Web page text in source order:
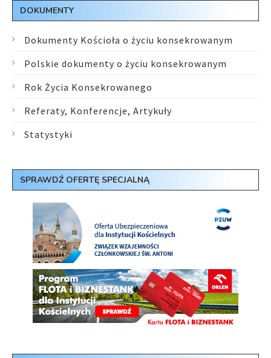
DOKUMENTY
Dokumenty Kościoła o życiu konsekrowanym
Polskie dokumenty o życiu konsekrowanym
Rok Życia Konsekrowanego
Referaty, Konferencje, Artykuły
Statystyki
SPRAWDŹ OFERTĘ SPECJALNĄ